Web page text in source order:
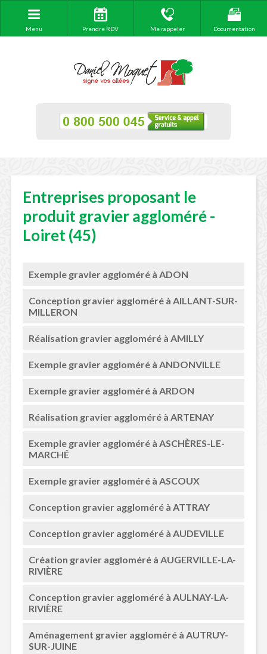
Menu Prendre RDV Me rappeler Documentation
Entreprises proposant le
produit gravier aggloméré -
Loiret (45)
Exemple gravier aggloméré à ADON
Conception gravier aggloméré à AILLANT-SUR-
MILLERON
Réalisation gravier aggloméré à AMILLY
Exemple gravier aggloméré à ANDONVILLE
Exemple gravier aggloméré à ARDON
Réalisation gravier aggloméré à ARTENAY
Exemple gravier aggloméré à ASCHÈRES-LE-
MARCHÉ
Exemple gravier aggloméré à ASCOUX
Conception gravier aggloméré à ATTRAY
Conception gravier aggloméré à AUDEVILLE
Création gravier aggloméré à AUGERVILLE-LA-
RIVIÈRE
Conception gravier aggloméré à AULNAY-LA-
RIVIÈRE
Aménagement gravier aggloméré à AUTRUY-
SUR-JUINE